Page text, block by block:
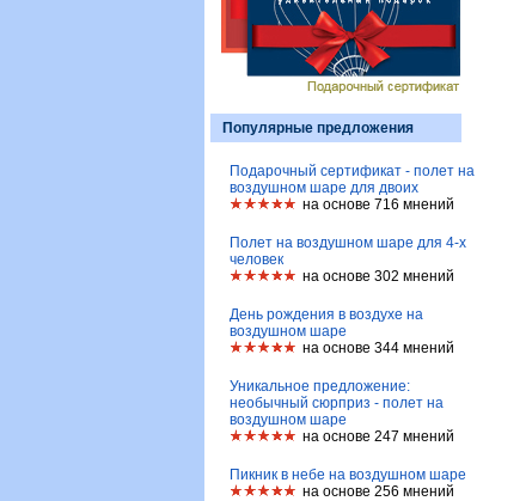
Популярные предложения
Подарочный сертификат - полет на
воздушном шаре для двоих
на основе 716 мнений
Полет на воздушном шаре для 4-х
человек
на основе 302 мнений
День рождения в воздухе на
воздушном шаре
на основе 344 мнений
Уникальное предложение:
необычный сюрприз - полет на
воздушном шаре
на основе 247 мнений
Пикник в небе на воздушном шаре
на основе 256 мнений